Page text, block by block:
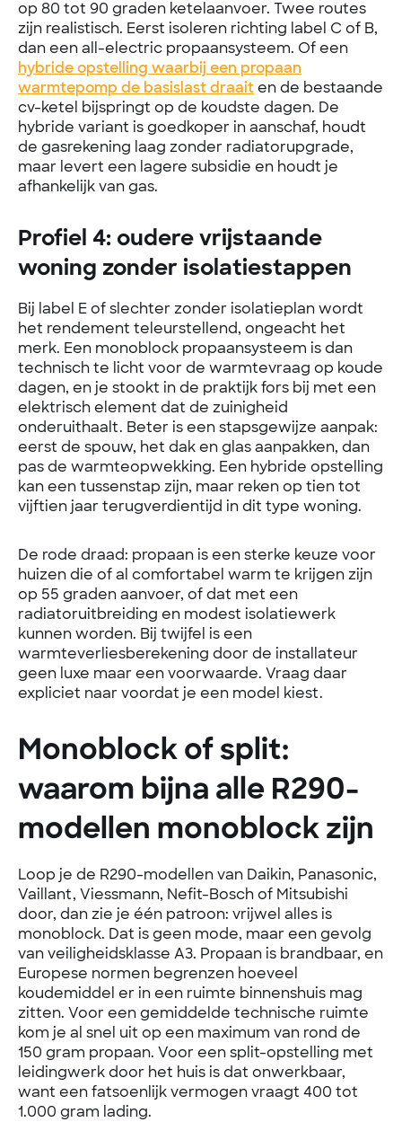
op 80 tot 90 graden ketelaanvoer. Twee routes
zijn realistisch. Eerst isoleren richting label C of B,
dan een all-electric propaansysteem. Of een
hybride opstelling waarbij een propaan
warmtepomp de basislast draaiten de bestaande
cv-ketel bijspringt op de koudste dagen. De
hybride variant is goedkoper in aanschaf, houdt
de gasrekening laag zonder radiatorupgrade,
maar levert een lagere subsidie en houdt je
afhankelijk van gas.
Profiel 4: oudere vrijstaande
woning zonder isolatiestappen
Bij label E of slechter zonder isolatieplan wordt
het rendement teleurstellend, ongeacht het
merk. Een monoblock propaansysteem is dan
technisch te licht voor de warmtevraag op koude
dagen, en je stookt in de praktijk fors bij met een
elektrisch element dat de zuinigheid
onderuithaalt. Beter is een stapsgewijze aanpak:
eerst de spouw, het dak en glas aanpakken, dan
pas de warmteopwekking. Een hybride opstelling
kan een tussenstap zijn, maar reken op tien tot
vijftien jaar terugverdientijd in dit type woning.
De rode draad: propaan is een sterke keuze voor
huizen die of al comfortabel warm te krijgen zijn
op 55 graden aanvoer, of dat met een
radiatoruitbreiding en modest isolatiewerk
kunnen worden. Bij twijfel is een
warmteverliesberekening door de installateur
geen luxe maar een voorwaarde. Vraag daar
expliciet naar voordat je een model kiest.
Monoblock of split:
waarom bijna alle R290-
modellen monoblock zijn
Loop je de R290-modellen van Daikin, Panasonic,
Vaillant, Viessmann, Nefit-Bosch of Mitsubishi
door, dan zie je één patroon: vrijwel alles is
monoblock. Dat is geen mode, maar een gevolg
van veiligheidsklasse A3. Propaan is brandbaar, en
Europese normen begrenzen hoeveel
koudemiddel er in een ruimte binnenshuis mag
zitten. Voor een gemiddelde technische ruimte
kom je al snel uit op een maximum van rond de
150 gram propaan. Voor een split-opstelling met
leidingwerk door het huis is dat onwerkbaar,
want een fatsoenlijk vermogen vraagt 400 tot
1.000 gram lading.